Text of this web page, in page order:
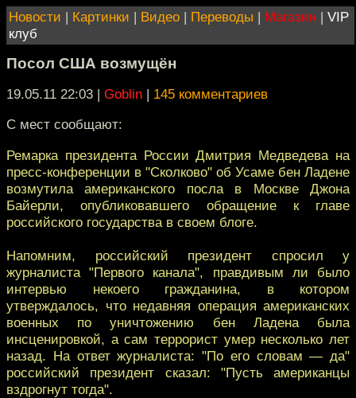
Новости | Картинки | Видео | Переводы | Магазин | VIP
клуб
Посол США возмущён
19.05.11 22:03 | Goblin | 145 комментариев
С мест сообщают:
Ремарка президента России Дмитрия Медведева на
пресс-конференции в "Сколково" об Усаме бен Ладене
возмутила американского посла в Москве Джона
Байерли, опубликовавшего обращение к главе
российского государства в своем блоге.
Напомним, российский президент спросил у
журналиста "Первого канала", правдивым ли было
интервью некоего гражданина, в котором
утверждалось, что недавняя операция американских
военных по уничтожению бен Ладена была
инсценировкой, а сам террорист умер несколько лет
назад. На ответ журналиста: "По его словам — да"
российский президент сказал: "Пусть американцы
вздрогнут тогда".